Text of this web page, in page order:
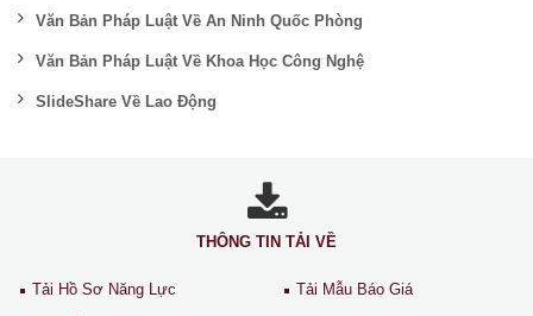
Văn Bản Pháp Luật Về An Ninh Quốc Phòng
Văn Bản Pháp Luật Về Khoa Học Công Nghệ
SlideShare Về Lao Động
THÔNG TIN TẢI VỀ
Tải Hồ Sơ Năng Lực Tải Mẫu Báo Giá